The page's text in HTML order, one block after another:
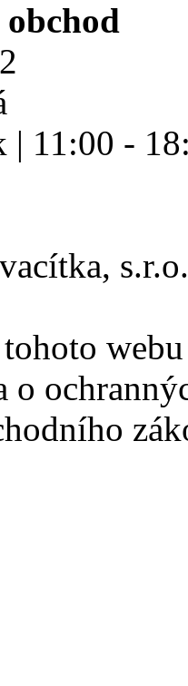
| 11:00 -
o